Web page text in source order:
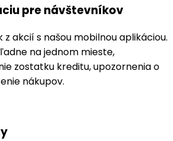
pre návštevníkov
z akcií s našou mobilnou aplikáciou.
na jednom mieste,
zostatku kreditu, upozornenia o
nákupov.